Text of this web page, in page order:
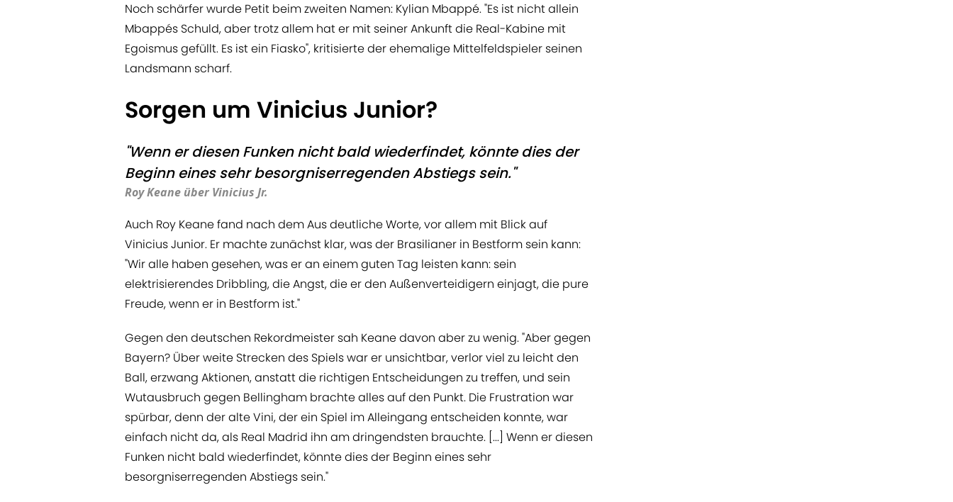
Noch schärfer wurde Petit beim zweiten Namen: Kylian Mbappé. "Es ist nicht allein
Mbappés Schuld, aber trotz allem hat er mit seiner Ankunft die Real-Kabine mit
Egoismus gefüllt. Es ist ein Fiasko", kritisierte der ehemalige Mittelfeldspieler seinen
Landsmann scharf.
Sorgen um Vinicius Junior?
"Wenn er diesen Funken nicht bald wiederfindet, könnte dies der
Beginn eines sehr besorgniserregenden Abstiegs sein."
Roy Keane über Vinicius Jr.
Auch Roy Keane fand nach dem Aus deutliche Worte, vor allem mit Blick auf
Vinicius Junior. Er machte zunächst klar, was der Brasilianer in Bestform sein kann:
"Wir alle haben gesehen, was er an einem guten Tag leisten kann: sein
elektrisierendes Dribbling, die Angst, die er den Außenverteidigern einjagt, die pure
Freude, wenn er in Bestform ist."
Gegen den deutschen Rekordmeister sah Keane davon aber zu wenig. "Aber gegen
Bayern? Über weite Strecken des Spiels war er unsichtbar, verlor viel zu leicht den
Ball, erzwang Aktionen, anstatt die richtigen Entscheidungen zu treffen, und sein
Wutausbruch gegen Bellingham brachte alles auf den Punkt. Die Frustration war
spürbar, denn der alte Vini, der ein Spiel im Alleingang entscheiden konnte, war
einfach nicht da, als Real Madrid ihn am dringendsten brauchte. [...] Wenn er diesen
Funken nicht bald wiederfindet, könnte dies der Beginn eines sehr
besorgniserregenden Abstiegs sein."